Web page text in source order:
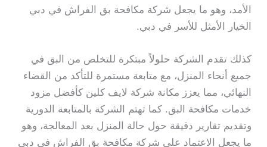
الأمد، وهو ما يجعل شركة مكافحة بق الفراش في دبي
الخيار الأمثل للأسر في دبي.
كذلك تقدم الشركة حلولاً مبتكرة للتخلص من البق في
جميع أنحاء المنزل، مع متابعة مستمرة للتأكد من القضاء
النهائي، مما يعزز مكانة شركة لايف كلين كأفضل مزود
خدمات مكافحة البق. كما تهتم الشركة بالمتابعة الدورية
وتقديم تقارير دقيقة حول حالة المنزل بعد المعالجة، وهو
ما يجعل الاعتماد على شركة مكافحة بق الفراش في دبي